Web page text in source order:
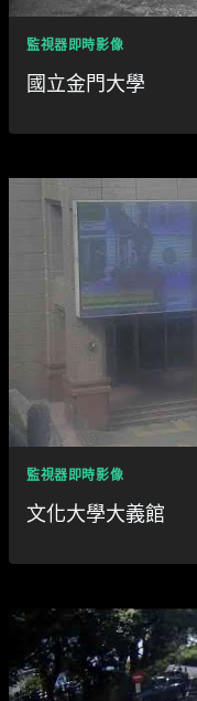
監視器即時影像
國立金門大學
監視器即時影像
文化大學大義館